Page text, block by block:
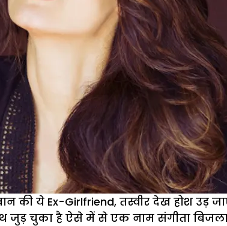
की ये Ex-Girlfriend, तस्वीर देख होश उड़
चुका है ऐसे में से एक नाम संगीता बिजलानी